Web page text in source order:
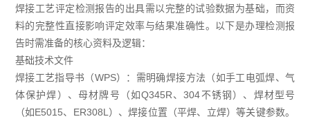
焊接工艺评定检测报告的出具需以完整的试验数据为基础，而资
料的完整性直接影响评定效率与结果准确性。以下是办理检测报
告时需准备的核心资料及逻辑：
基础技术文件
焊接工艺指导书（WPS）：需明确焊接方法（如手工电弧焊、气
体保护焊）、母材牌号（如Q345R、304不锈钢）、焊材型号
（如E5015、ER308L）、焊接位置（平焊、立焊）等关键参数。